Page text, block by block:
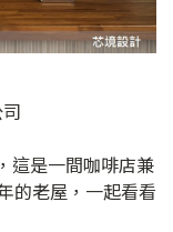
這是一間咖啡店兼
的老屋，一起看看